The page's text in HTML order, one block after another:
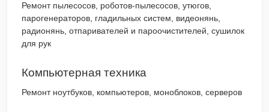
Ремонт пылесосов, роботов-пылесосов, утюгов,
парогенераторов, гладильных систем, видеонянь,
радионянь, отпаривателей и пароочистителей, сушилок
для рук
Компьютерная техника
Ремонт ноутбуков, компьютеров, моноблоков, серверов